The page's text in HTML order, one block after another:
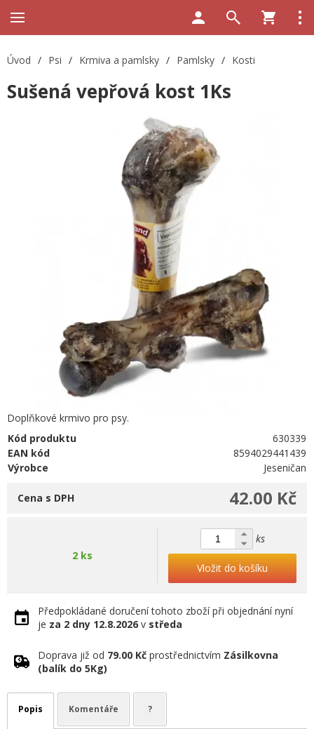
Úvod / Psi / Krmiva a pamlsky / Pamlsky / Kosti
Sušená vepřová kost 1Ks
Doplňkové krmivo pro psy.
Kód produktu
630339
EAN kód
8594029441439
Výrobce
Jeseničan
42.00 Kč
Cena s DPH
2 ks
ks
Vložit do košíku
Předpokládané doručení tohoto zboží při objednání nyní
je za 2 dny 12.8.2026 v středa
Doprava již od 79.00 Kč prostřednictvím Zásilkovna
(balík do 5Kg)
Popis Komentáře ?